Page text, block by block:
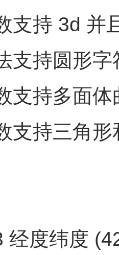
支持 3d 并
支持圆形
支持多面体
支持三角
经度纬度